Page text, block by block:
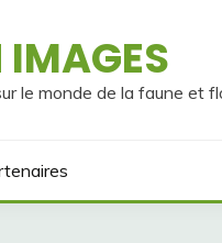
IMAGES
le monde de la faune et